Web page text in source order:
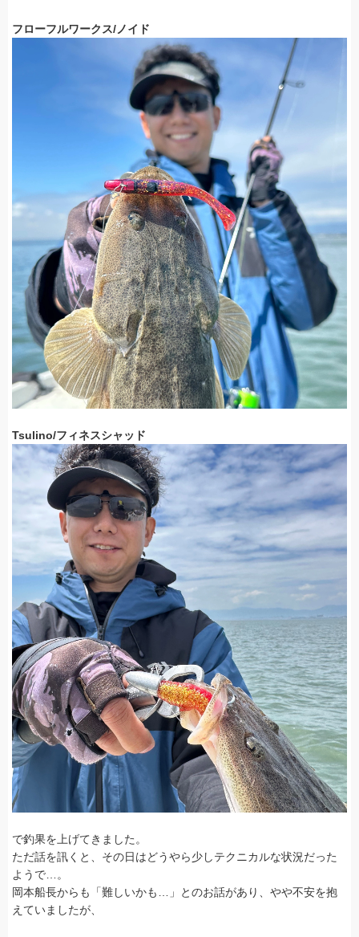
フローフルワークス/ノイド
Tsulino/フィネスシャッド
で釣果を上げてきました。
ただ話を訊くと、その日はどうやら少しテクニカルな状況だった
ようで…。
岡本船長からも「難しいかも…」とのお話があり、やや不安を抱
えていましたが、